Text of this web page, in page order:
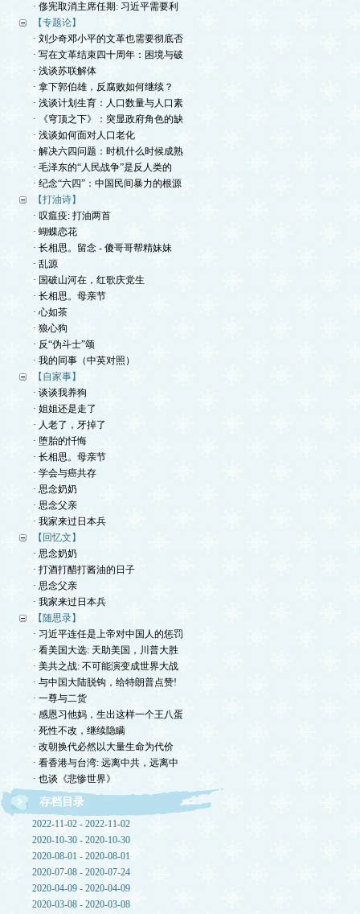
· 俢宪取消主席任期: 习近平需要利
【专题论】
· 刘少奇邓小平的文革也需要彻底否
· 写在文革结束四十周年：困境与破
· 浅谈苏联解体
· 拿下郭伯雄，反腐败如何继续？
· 浅谈计划生育：人口数量与人口素
· 《穹顶之下》：突显政府角色的缺
· 浅谈如何面对人口老化
· 解决六四问题：时机什么时候成熟
· 毛泽东的“人民战争”是反人类的
· 纪念“六四”：中国民间暴力的根源
【打油诗】
· 叹瘟疫: 打油两首
· 蝴蝶恋花
· 长相思。留念 - 傻哥哥帮精妹妹
· 乱源
· 国破山河在，红歌庆党生
· 长相思。母亲节
· 心如茶
· 狼心狗
· 反“伪斗士”颂
· 我的同事（中英对照）
【自家事】
· 谈谈我养狗
· 姐姐还是走了
· 人老了，牙掉了
· 堕胎的忏悔
· 长相思。母亲节
· 学会与癌共存
· 思念奶奶
· 思念父亲
· 我家来过日本兵
【回忆文】
· 思念奶奶
· 打酒打醋打酱油的日子
· 思念父亲
· 我家来过日本兵
【随思录】
· 习近平连任是上帝对中国人的惩罚
· 看美国大选: 天助美国，川普大胜
· 美共之战: 不可能演变成世界大战
· 与中国大陆脱钩，给特朗普点赞!
· 一尊与二货
· 感恩习他妈，生出这样一个王八蛋
· 死性不改，继续隐瞒
· 改朝换代必然以大量生命为代价
· 看香港与台湾: 远离中共，远离中
· 也谈《悲惨世界》
存档目录
2022-11-02 - 2022-11-02
2020-10-30 - 2020-10-30
2020-08-01 - 2020-08-01
2020-07-08 - 2020-07-24
2020-04-09 - 2020-04-09
2020-03-08 - 2020-03-08